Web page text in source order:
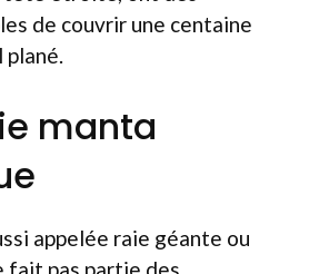
de couvrir une centaine
manta
appelée raie géante ou